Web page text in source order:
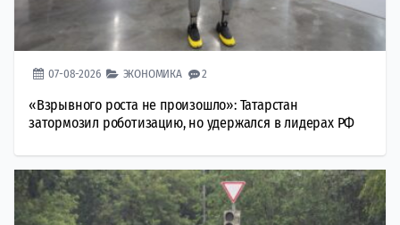
07-08-2026 ЭКОНОМИКА 2
«Взрывного роста не произошло»: Татарстан
затормозил роботизацию, но удержался в лидерах РФ